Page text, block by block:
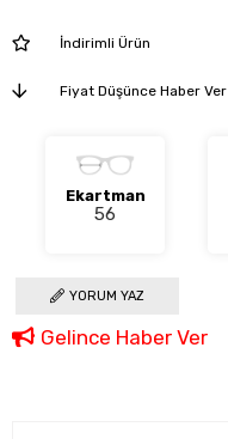
İndirimli Ürün
Fiyat Düşünce Haber Ver
Ekartman
56
YORUM YAZ
Gelince Haber Ver